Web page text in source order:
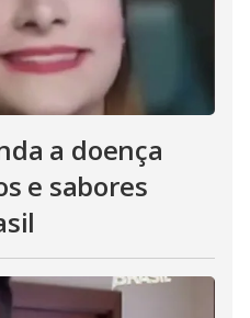
a doença
e sabores